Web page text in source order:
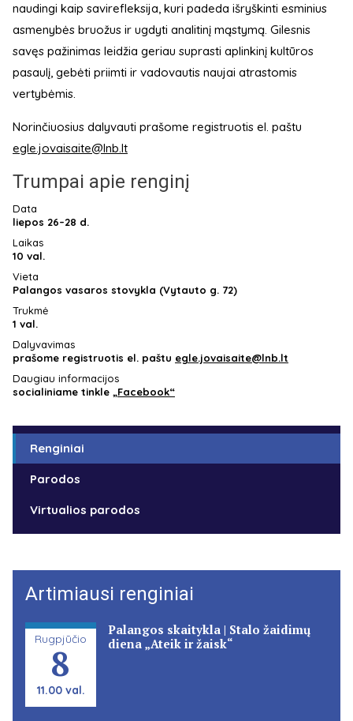
naudingi kaip savirefleksija, kuri padeda išryškinti esminius
asmenybės bruožus ir ugdyti analitinį mąstymą. Gilesnis
savęs pažinimas leidžia geriau suprasti aplinkinį kultūros
pasaulį, gebėti priimti ir vadovautis naujai atrastomis
vertybėmis.
Norinčiuosius dalyvauti prašome registruotis el. paštu
egle.jovaisaite@lnb.lt
Trumpai apie renginį
Data
liepos 26–28 d.
Laikas
10 val.
Vieta
Palangos vasaros stovykla (Vytauto g. 72)
Trukmė
1 val.
Dalyvavimas
prašome registruotis el. paštu egle.jovaisaite@lnb.lt
Daugiau informacijos
socialiniame tinkle „Facebook“
Renginiai
Parodos
Virtualios parodos
Artimiausi renginiai
Rugpjūčio
8
11.00 val.
Palangos skaitykla | Stalo žaidimų
diena „Ateik ir žaisk“